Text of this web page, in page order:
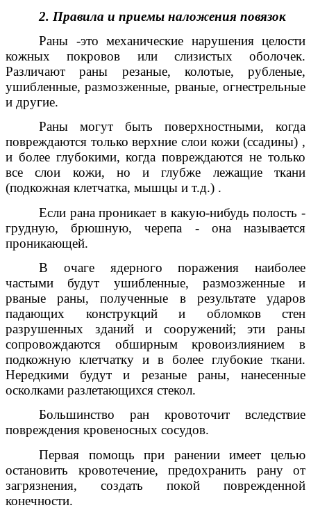
2. Правила и приемы наложения повязок
Раны -это механические нарушения целости
кожных покровов или слизистых оболочек.
Различают раны резаные, колотые, рубленые,
ушибленные, размозженные, рваные, огнестрельные
и другие.
Раны могут быть поверхностными, когда
повреждаются только верхние слои кожи (ссадины) ,
и более глубокими, когда повреждаются не только
все слои кожи, но и глубже лежащие ткани
(подкожная клетчатка, мышцы и т.д.) .
Если рана проникает в какую-нибудь полость -
грудную, брюшную, черепа - она называется
проникающей.
В очаге ядерного поражения наиболее
частыми будут ушибленные, размозженные и
рваные раны, полученные в результате ударов
падающих конструкций и обломков стен
разрушенных зданий и сооружений; эти раны
сопровождаются обширным кровоизлиянием в
подкожную клетчатку и в более глубокие ткани.
Нередкими будут и резаные раны, нанесенные
осколками разлетающихся стекол.
Большинство ран кровоточит вследствие
повреждения кровеносных сосудов.
Первая помощь при ранении имеет целью
остановить кровотечение, предохранить рану от
загрязнения, создать покой поврежденной
конечности.